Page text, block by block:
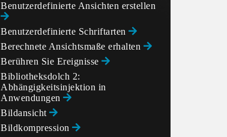
Benutzerdefinierte Ansichten erstellen
Benutzerdefinierte Schriftarten
Berechnete Ansichtsmaße erhalten
Berühren Sie Ereignisse
Bibliotheksdolch 2:
Abhängigkeitsinjektion in
Anwendungen
Bildansicht
Bildkompression